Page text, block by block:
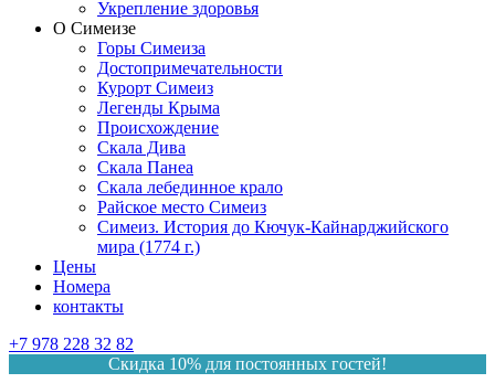
Укрепление здоровья
О Симеизе
Горы Симеиза
Достопримечательности
Курорт Симеиз
Легенды Крыма
Происхождение
Скала Дива
Скала Панеа
Скала лебединное крало
Райское место Симеиз
Симеиз. История до Кючук-Кайнарджийского
мира (1774 г.)
Цены
Номера
контакты
+7 978 228 32 82
Скидка 10% для постоянных гостей!